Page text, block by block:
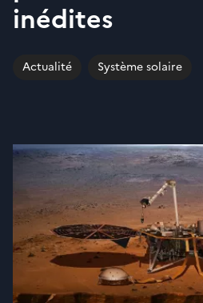
inédites
Actualité Système solaire